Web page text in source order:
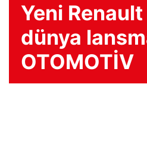
Yeni
dünya
OTOMOTİV